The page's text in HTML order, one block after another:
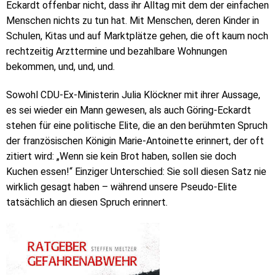
Eckardt offenbar nicht, dass ihr Alltag mit dem der einfachen
Menschen nichts zu tun hat. Mit Menschen, deren Kinder in
Schulen, Kitas und auf Marktplätze gehen, die oft kaum noch
rechtzeitig Arzttermine und bezahlbare Wohnungen
bekommen, und, und, und.
Sowohl CDU-Ex-Ministerin Julia Klöckner mit ihrer Aussage,
es sei wieder ein Mann gewesen, als auch Göring-Eckardt
stehen für eine politische Elite, die an den berühmten Spruch
der französischen Königin Marie-Antoinette erinnert, der oft
zitiert wird: „Wenn sie kein Brot haben, sollen sie doch
Kuchen essen!“ Einziger Unterschied: Sie soll diesen Satz nie
wirklich gesagt haben – während unsere Pseudo-Elite
tatsächlich an diesen Spruch erinnert.